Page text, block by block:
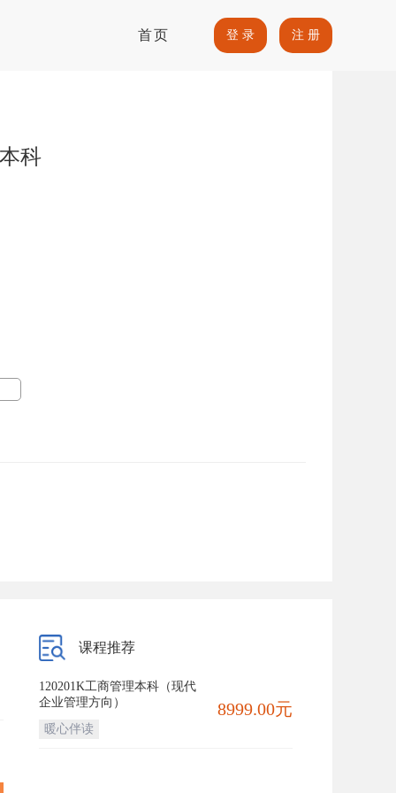
首页 登 录 注 册
科
课程推荐
120201K工商管理本科（现代
企业管理方向）
暖心伴读
8999.00元